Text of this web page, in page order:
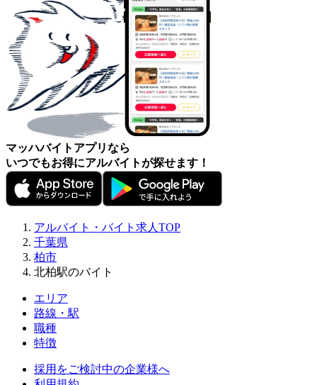
マッハバイトアプリなら
いつでもお得にアルバイトが探せます！
アルバイト・バイト求人TOP
千葉県
柏市
北柏駅のバイト
エリア
路線・駅
職種
特徴
採用をご検討中の企業様へ